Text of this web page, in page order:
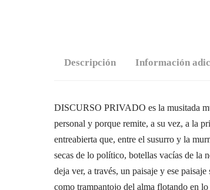
Descripción Información
DISCURSO PRIVADO es la musitada
personal y porque remite, a su vez, a la
entreabierta que, entre el susurro y la
secas de lo político, botellas vacías de la
deja ver, a través, un paisaje y ese
como trampantojo del alma flotando en lo